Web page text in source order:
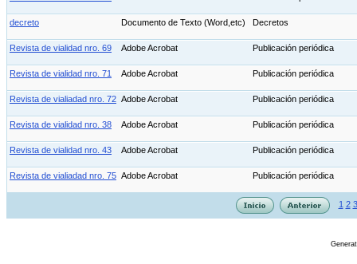
decreto Documento de Texto (Word,etc) Decretos
Revista de vialidad nro. 69 Adobe Acrobat Publicación periódica
Revista de vialidad nro. 71 Adobe Acrobat Publicación periódica
Revista de vialiadad nro. 72 Adobe Acrobat Publicación periódica
Revista de vialidad nro. 38 Adobe Acrobat Publicación periódica
Revista de vialidad nro. 43 Adobe Acrobat Publicación periódica
Revista de vialiadad nro. 75 Adobe Acrobat Publicación periódica
1 2 3